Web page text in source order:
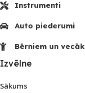
Instrumenti
Auto piederumi
Bērniem un
Izvēlne
Sākums